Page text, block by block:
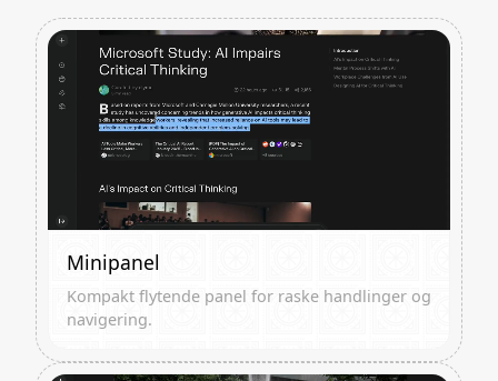
Minipanel
Kompakt flytende panel for raske handlinger og
navigering.